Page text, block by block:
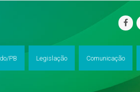
PB Legislação Comunicação